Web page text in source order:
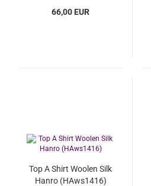
66,00 EUR
Top A Shirt Woolen Silk
Hanro (HAws1416)